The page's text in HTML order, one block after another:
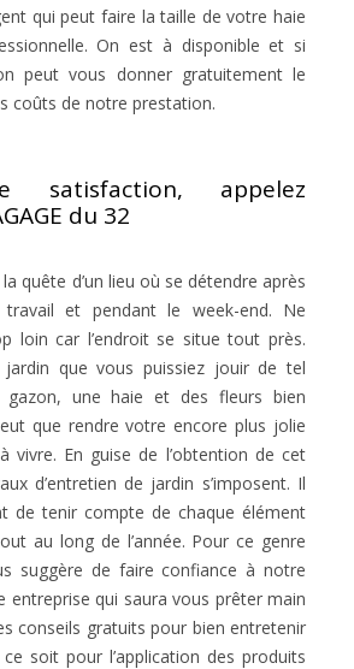
qui peut faire la taille de votre haie
On est à disponible et si
peut vous donner gratuitement le
coûts de notre prestation.
satisfaction, appelez
du 32
quête d’un lieu où se détendre après
et pendant le week-end. Ne
loin car l’endroit se situe tout près.
jardin que vous puissiez jouir de tel
une haie et des fleurs bien
que rendre votre encore plus jolie
vivre. En guise de l’obtention de cet
d’entretien de jardin s’imposent. Il
de tenir compte de chaque élément
au long de l’année. Pour ce genre
suggère de faire confiance à notre
entreprise qui saura vous prêter main
conseils gratuits pour bien entretenir
soit pour l’application des produits